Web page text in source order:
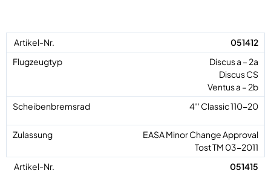
051412
Discus a – 2a
Discus CS
Ventus a – 2b
4′′ Classic 110-20
EASA Minor Change Approval
Tost TM 03-2011
051415